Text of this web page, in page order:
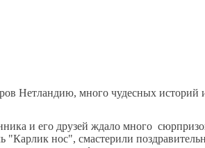
Нетландию, много чудесных
и его друзей ждало много
"Карлик нос", смастерили